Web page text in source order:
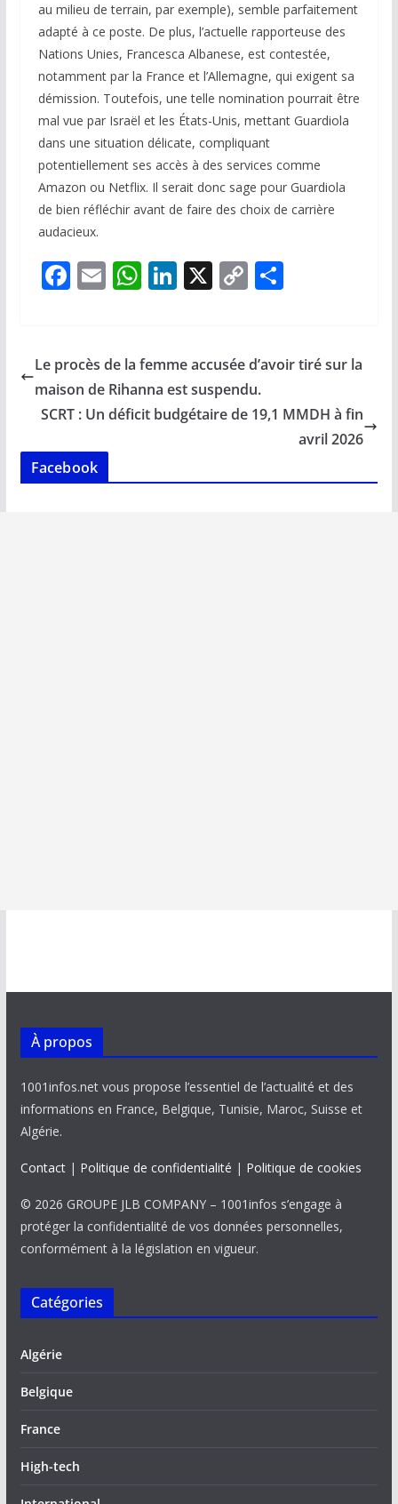
au milieu de terrain, par exemple), semble parfaitement
adapté à ce poste. De plus, l’actuelle rapporteuse des
Nations Unies, Francesca Albanese, est contestée,
notamment par la France et l’Allemagne, qui exigent sa
démission. Toutefois, une telle nomination pourrait être
mal vue par Israël et les États-Unis, mettant Guardiola
dans une situation délicate, compliquant
potentiellement ses accès à des services comme
Amazon ou Netflix. Il serait donc sage pour Guardiola
de bien réfléchir avant de faire des choix de carrière
audacieux.
F
b
o
o
k
E
l
W
s
A
p
Li
e
dI
n
X C
y
Li
n
P
g
Le procès de la femme accusée d’avoir tiré sur la
maison de Rihanna est suspendu.
SCRT : Un déficit budgétaire de 19,1 MMDH à fin
avril 2026
Facebook
À propos
1001infos.net vous propose l’essentiel de l’actualité et des
informations en France, Belgique, Tunisie, Maroc, Suisse et
Algérie.
Contact| Politique de confidentialité | Politique de cookies
© 2026 GROUPE JLB COMPANY – 1001infos s’engage à
protéger la confidentialité de vos données personnelles,
conformément à la législation en vigueur.
Catégories
Algérie
Belgique
France
High-tech